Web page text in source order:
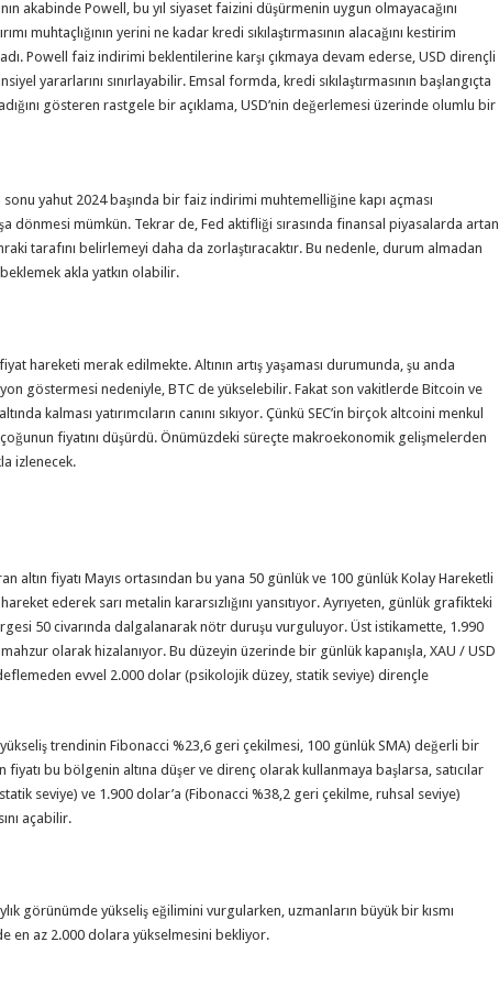
akabinde Powell, bu yıl siyaset faizini düşürmenin uygun olmayacağını
muhtaçlığının yerini ne kadar kredi sıkılaştırmasının alacağını kestirim
Powell faiz indirimi beklentilerine karşı çıkmaya devam ederse, USD dirençli
yararlarını sınırlayabilir. Emsal formda, kredi sıkılaştırmasının başlangıçta
gösteren rastgele bir açıklama, USD’nin değerlemesi üzerinde olumlu bir
sonu yahut 2024 başında bir faiz indirimi muhtemelliğine kapı açması
dönmesi mümkün. Tekrar de, Fed aktifliği sırasında finansal piyasalarda artan
tarafını belirlemeyi daha da zorlaştıracaktır. Bu nedenle, durum almadan
akla yatkın olabilir.
fiyat hareketi merak edilmekte. Altının artış yaşaması durumunda, şu anda
göstermesi nedeniyle, BTC de yükselebilir. Fakat son vakitlerde Bitcoin ve
kalması yatırımcıların canını sıkıyor. Çünkü SEC’in birçok altcoini menkul
fiyatını düşürdü. Önümüzdeki süreçte makroekonomik gelişmelerden
izlenecek.
altın fiyatı Mayıs ortasından bu yana 50 günlük ve 100 günlük Kolay Hareketli
ederek sarı metalin kararsızlığını yansıtıyor. Ayrıyeten, günlük grafikteki
50 civarında dalgalanarak nötr duruşu vurguluyor. Üst istikamette, 1.990
olarak hizalanıyor. Bu düzeyin üzerinde bir günlük kapanışla, XAU / USD
evvel 2.000 dolar (psikolojik düzey, statik seviye) dirençle
trendinin Fibonacci %23,6 geri çekilmesi, 100 günlük SMA) değerli bir
fiyatı bu bölgenin altına düşer ve direnç olarak kullanmaya başlarsa, satıcılar
seviye) ve 1.900 dolar’a (Fibonacci %38,2 geri çekilme, ruhsal seviye)
açabilir.
görünümde yükseliş eğilimini vurgularken, uzmanların büyük bir kısmı
en az 2.000 dolara yükselmesini bekliyor.